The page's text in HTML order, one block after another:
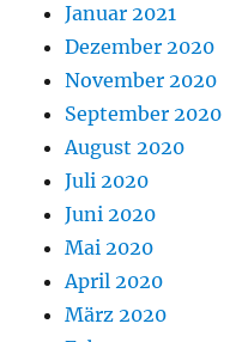
Januar 2021
Dezember 2020
November 2020
September 2020
August 2020
Juli 2020
Juni 2020
Mai 2020
April 2020
März 2020